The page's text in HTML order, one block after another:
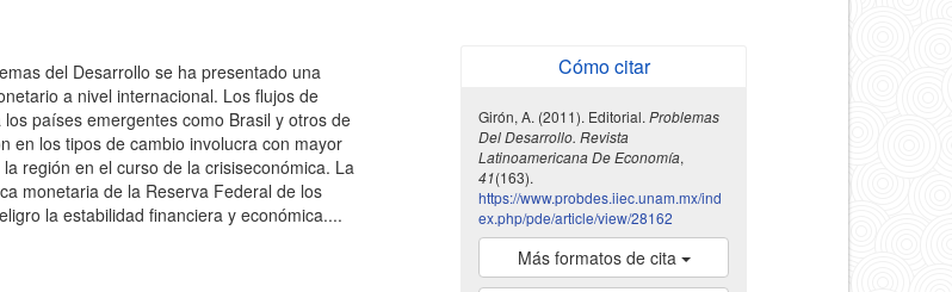
del Desarrollo se ha presentado una
a nivel internacional. Los flujos de
países emergentes como Brasil y otros de
en los tipos de cambio involucra con mayor
región en el curso de la crisiseconómica. La
monetaria de la Reserva Federal de los
la estabilidad financiera y económica....
Cómo citar
Girón, A. (2011). Editorial. Problemas
Del Desarrollo. Revista
Latinoamericana De Economía,
41(163).
https://www.probdes.iiec.unam.mx/ind
ex.php/pde/article/view/28162
Más formatos de cita